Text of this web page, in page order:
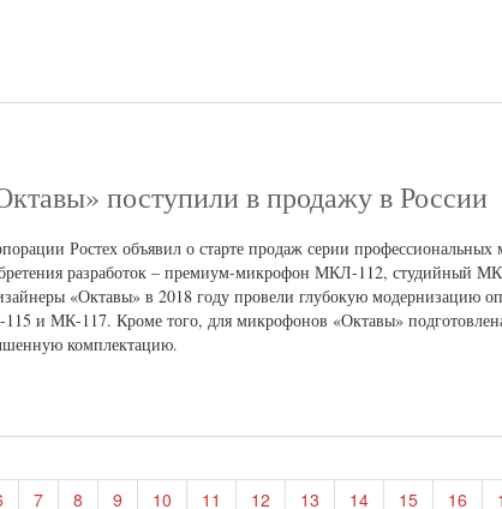
поступили в продажу в России
Ростех объявил о старте продаж серии
разработок – премиум-микрофон МКЛ-112, студийный
«Октавы» в 2018 году провели глубокую модернизацию
и МК-117. Кроме того, для микрофонов «Октавы»
комплектацию.
7 8 9 10 11 12 13 14 15 16